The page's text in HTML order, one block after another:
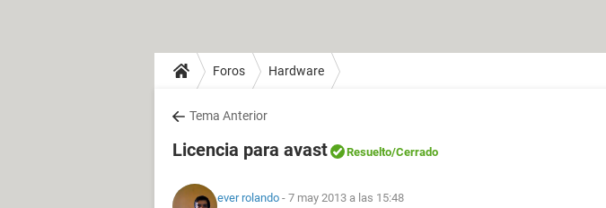
Foros Hardware
Tema Anterior
Licencia para avast Resuelto/Cerrado
ever rolando - 7 may 2013 a las 15:48